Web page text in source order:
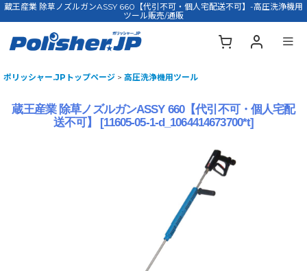
蔵王産業 除草ノズルガンASSY 660【代引不可・個人宅配送不可】-高圧洗浄機用
ツール販売/通販
ポリッシャー.JPトップページ > 高圧洗浄機用ツール
蔵王産業 除草ノズルガンASSY 660【代引不可・個人宅配
送不可】
[11605-05-1-d_1064414673700*t]